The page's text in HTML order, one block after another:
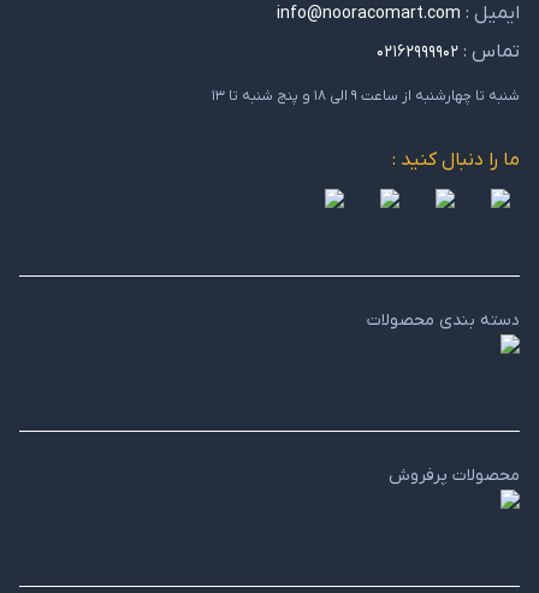
ایمیل : info@nooracomart.com
تماس : ۰۲۱۶۲۹۹۹۹۰۲
شنبه تا چهارشنبه از ساعت ۹ الی ۱۸ و پنج شنبه تا ۱۳
ما را دنبال کنید :
دسته بندی محصولات
محصولات پرفروش